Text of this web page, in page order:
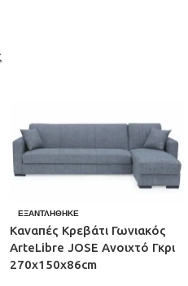
ΕΞΑΝΤΛΉΘΗΚΕ
Καναπές Κρεβάτι Γωνιακός
ArteLibre JOSE Ανοιχτό Γκρι
270x150x86cm